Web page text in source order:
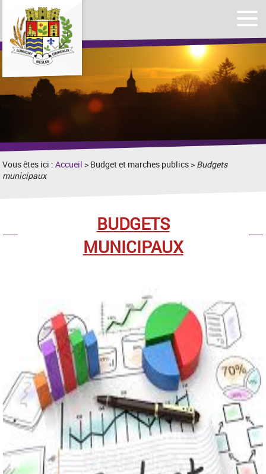
le
formulaire
de
recherche
Vous êtes ici :Accueil > Budget et marches publics > Budgets
municipaux
BUDGETS
MUNICIPAUX